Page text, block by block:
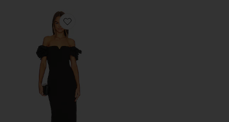
Favorite CREOLE ミディ丈ドレス